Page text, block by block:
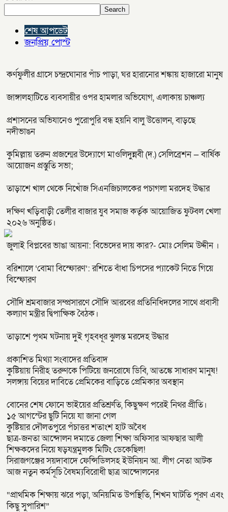
Search
শেষ আপডেট
জনপ্রিয় পোস্ট
কর্ণফুলীর গ্রাসে চন্দ্রঘোনার পাঁচ পাড়া, ঘর হারানোর শঙ্কায় হাজারো মানুষ
জাঙ্গালহাটিতে ব্যবসায়ীর ওপর হামলার অভিযোগ, এলাকায় চাঞ্চল্য
প্রশাসনের অভিযানেও পুরোপুরি বন্ধ হয়নি বালু উত্তোলন, বাড়ছে
নদীভাঙন
কুমিল্লায় তরুন প্রজন্মের উদ্যোগে মাওলিদুন্নবী (দ.) সেলিব্রেশন — বার্ষিক
আয়োজন প্রস্তুতি সভা;
তাড়াশে খাল থেকে নিখোঁজ সিএনজিচালকের পচাগলা মরদেহ উদ্ধার
দক্ষিণ খড়িবাড়ী তেলীর বাজার যুব সমাজ কর্তৃক আয়োজিত ফুটবল খেলা
২০২৬ অনুষ্ঠিত।
জুলাই বিপ্লবের ভাঙা আয়না: বিভেদের দায় কার?- মোঃ সেলিম উদ্দীন ।
বরিশালে ‘বোমা বিস্ফোরণ’: রশিতে বাঁধা চিপসের প্যাকেট নিতে গিয়ে
বিস্ফোরণ
সৌদি শ্রমবাজার সম্প্রসারণে সৌদি আরবের প্রতিনিধিদলের সাথে প্রবাসী
কল্যাণ মন্ত্রীর দ্বিপাক্ষিক বৈঠক।
তাড়াশে পৃথম ঘটনায় দুই গৃহবধূর ঝুলন্ত মরদেহ উদ্ধার
প্রকাশিত মিথ্যা সংবাদের প্রতিবাদ
কুষ্টিয়ায় নিরীহ তরুণকে পিটিয়ে জনরোষে ডিবি, আতঙ্কে সাধারণ মানুষ!
সলঙ্গায় বিয়ের দাবিতে প্রেমিকের বাড়িতে প্রেমিকার অবস্থান
বোনের শেষ ফোনে ভাইয়ের প্রতিশ্রুতি, কিছুক্ষণ পরেই নিথর প্রীতি।
১৫ আগস্টের ছুটি নিয়ে যা জানা গেল
কুষ্টিয়ার দৌলতপুরে পঁচাত্তর শতাংশ হাট অবৈধ
ছাত্র-জনতা আন্দোলন দমাতে জেলা শিক্ষা অফিসার আফছার আলী
শিক্ষকদের নিয়ে ষড়যন্ত্রমুলক মিটিং ডেকেছিল!
সিরাজগঞ্জের সয়দাবাদে ফেন্সিডিলসহ ইউনিয়ন আ. লীগ নেতা আটক
আজ নতুন কর্মসূচি বৈষম্যবিরোধী ছাত্র আন্দোলনের
“প্রাথমিক শিক্ষায় ঝরে পড়া, অনিয়মিত উপস্থিতি, শিখন ঘাটতি পূরণ এবং
কিছু সুপারিশ”